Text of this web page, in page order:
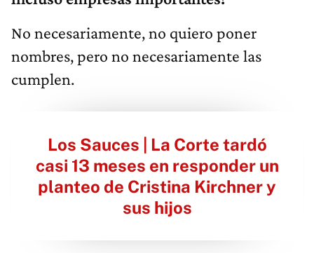
No necesariamente, no quiero poner
nombres, pero no necesariamente las
cumplen.
Los Sauces | La Corte tardó
casi 13 meses en responder un
planteo de Cristina Kirchner y
sus hijos